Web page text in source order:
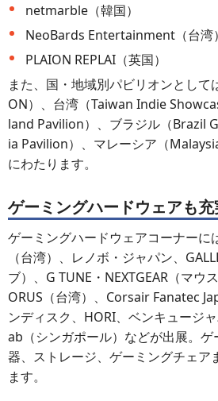
netmarble（韓国）
NeoBards Entertainment（台湾）
PLAION REPLAI（英国）
また、国・地域別パビリオンとして
ON）、台湾（Taiwan Indie
land Pavilion）、ブラジル（Brazil
ia Pavilion）、マレーシア（
にわたります。
ゲーミングハードウェアも充
ゲーミングハードウェアコーナーに
（台湾）、レノボ・ジャパン、
ブ）、G TUNE・NEXTGEAR（マウ
ORUS（台湾）、Corsair Fanatec
ンディスク、HORI、ベンキュージ
ab（シンガポール）などが出展。ゲ
器、ストレージ、ゲーミングチェア
ます。